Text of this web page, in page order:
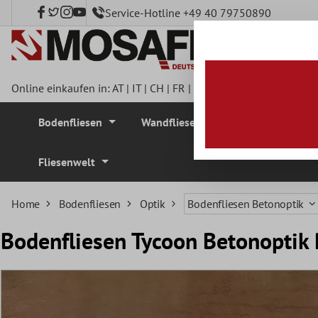
springen Service-Hotline +49 40 79750890
Online einkaufen in:AT| IT| CH | FR |
Bodenfliesen Wandfliesen
Fliesenwelt
Home Bodenfliesen Optik Bodenfliesen Betonoptik
Bodenfliesen Tycoon